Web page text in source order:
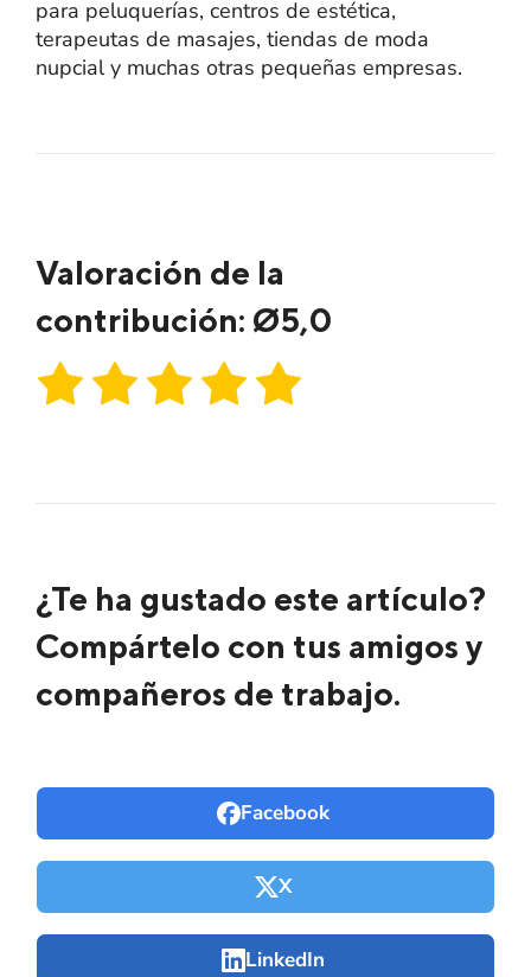
para peluquerías, centros de estética,
terapeutas de masajes, tiendas de moda
nupcial y muchas otras pequeñas empresas.
Valoración de la
contribución: Ø5,0
¿Te ha gustado este artículo?
Compártelo con tus amigos y
compañeros de trabajo.
Facebook
X
LinkedIn